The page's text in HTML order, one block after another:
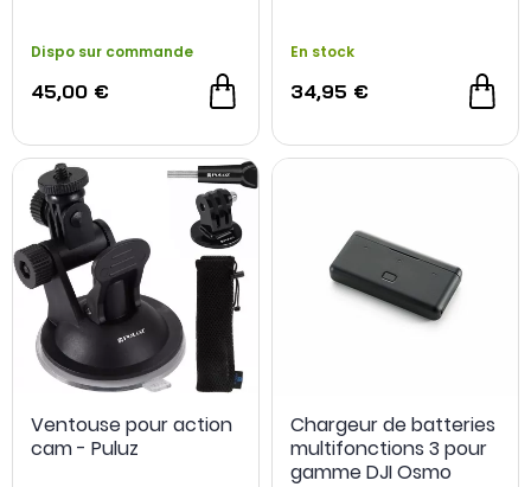
Dispo sur commande
45,00 €
En stock
34,95 €
Ventouse pour action
cam - Puluz
Chargeur de batteries
multifonctions 3 pour
gamme DJI Osmo